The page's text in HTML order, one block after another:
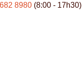
8980 (8:00 - 17h30)